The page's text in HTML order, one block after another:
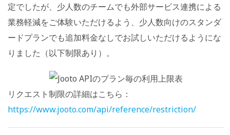
定でしたが、少人数のチームでも外部サービス連携による
業務軽減をご体験いただけるよう、少人数向けのスタンダ
ードプランでも追加料金なしでお試しいただけるようにな
りました（以下制限あり）。
リクエスト制限の詳細はこちら：
https://www.jooto.com/api/reference/restriction/